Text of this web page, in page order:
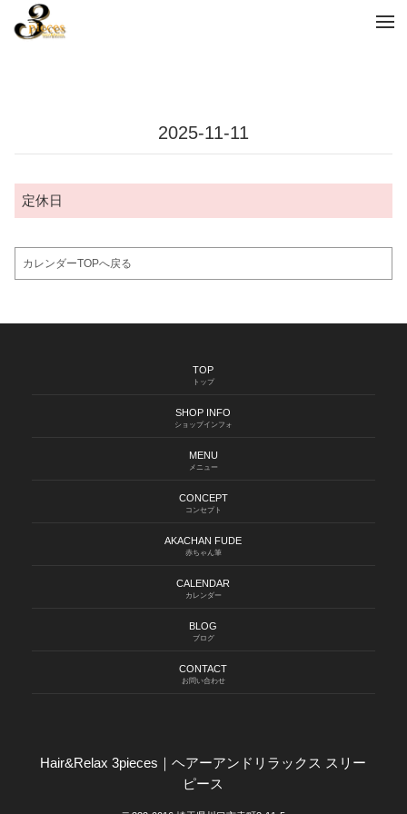
2025-11-11
定休日
カレンダーTOPへ戻る
TOP
トップ
SHOP INFO
ショップインフォ
MENU
メニュー
CONCEPT
コンセプト
AKACHAN FUDE
赤ちゃん筆
CALENDAR
カレンダー
BLOG
ブログ
CONTACT
お問い合わせ
Hair&Relax 3pieces｜ヘアーアンドリラックス スリー
ピース